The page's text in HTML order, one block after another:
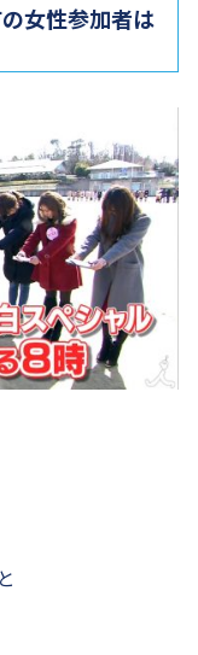
女性参加者は
と